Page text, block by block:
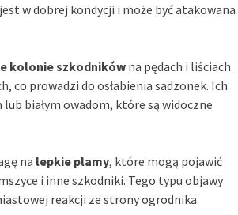
w dobrej kondycji i może być atakowana
kolonie szkodników na pędach i liściach.
co prowadzi do osłabienia sadzonek. Ich
białym owadom, które są widoczne
na lepkie plamy, które mogą pojawić
i inne szkodniki. Tego typu objawy
reakcji ze strony ogrodnika.